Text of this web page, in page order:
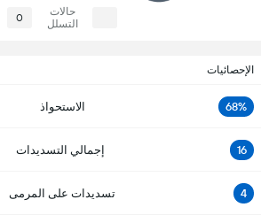
حالات
التسلل
0
الإحصائيات
68% الاستحواذ
16 إجمالي التسديدات
4 تسديدات على المرمى